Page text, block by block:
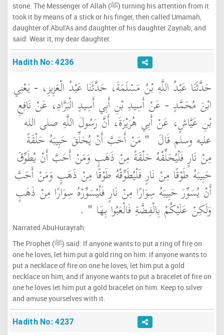
stone. The Messenger of Allah (ﷺ) turning his attention from it
took it by means of a stick or his finger, then called Umamah,
daughter of Abul'As and daughter of his daughter Zaynab, and
said: Wear it, my dear daughter.
Hadith No: 4236
حَدَّثَنَا عَبْدُ اللَّهِ بْنُ مَسْلَمَةَ، حَدَّثَنَا عَبْدُ الْعَزِيزِ، - يَعْنِي
ابْنَ مُحَمَّدٍ - عَنْ أَسِيدِ بْنِ أَبِي أَسِيدٍ الْبَرَّادِ، عَنْ نَافِعِ
بْنِ عَيَّاشٍ، عَنْ أَبِي هُرَيْرَةَ، أَنَّ رَسُولَ اللَّهِ صلى الله
عليه وسلم قَالَ ‏ "‏ مَنْ أَحَبَّ أَنْ يُحَلِّقَ حَبِيبَهُ حَلْقَةً
مِنْ نَارٍ فَلْيُحَلِّقْهُ حَلْقَةً مِنْ ذَهَبٍ وَمَنْ أَحَبَّ أَنْ يُطَوِّقَ
حَبِيبَهُ طَوْقًا مِنْ نَارٍ فَلْيُطَوِّقْهُ طَوْقًا مِنْ ذَهَبٍ وَمَنْ أَحَبَّ
أَنْ يُسَوِّرَ حَبِيبَهُ سِوَارًا مِنْ نَارٍ فَلْيُسَوِّرْهُ سِوَارًا مِنْ ذَهَبٍ
وَلَكِنْ عَلَيْكُمْ بِالْفِضَّةِ فَالْعَبُوا بِهَا ‏" ‏ ‏.‏
Narrated AbuHurayrah:
The Prophet (ﷺ) said: If anyone wants to put a ring of fire on
one he loves, let him put a gold ring on him: if anyone wants to
put a necklace of fire on one he loves, let him put a gold
necklace on him, and if anyone wants to put a bracelet of fire on
one he loves let him put a gold bracelet on him. Keep to silver
and amuse yourselves with it.
Hadith No: 4237